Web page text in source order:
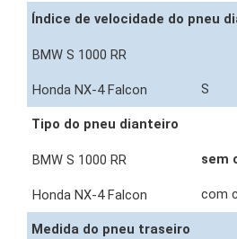
Índice de velocidade do pneu
S
Tipo do pneu dianteiro
sem
com
Medida do pneu traseiro